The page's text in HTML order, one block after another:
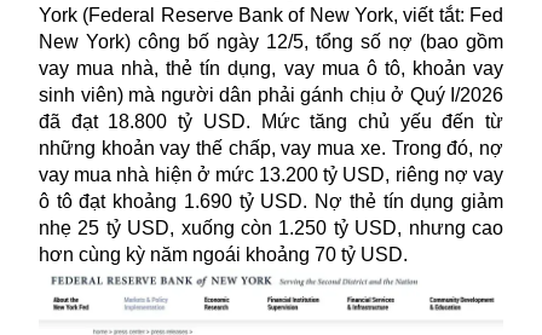
York (Federal Reserve Bank of New York, viết tắt: Fed
New York) công bố ngày 12/5, tổng số nợ (bao gồm
vay mua nhà, thẻ tín dụng, vay mua ô tô, khoản vay
sinh viên) mà người dân phải gánh chịu ở Quý I/2026
đã đạt 18.800 tỷ USD. Mức tăng chủ yếu đến từ
những khoản vay thế chấp, vay mua xe. Trong đó, nợ
vay mua nhà hiện ở mức 13.200 tỷ USD, riêng nợ vay
ô tô đạt khoảng 1.690 tỷ USD. Nợ thẻ tín dụng giảm
nhẹ 25 tỷ USD, xuống còn 1.250 tỷ USD, nhưng cao
hơn cùng kỳ năm ngoái khoảng 70 tỷ USD.